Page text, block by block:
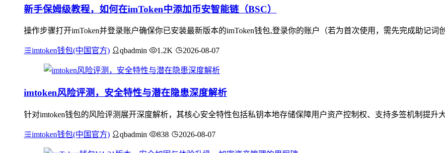
新手保姆级教程，如何在imToken中添加币安智能链（BSC）
操作步骤打开imToken并登录账户确保你已安装最新版本的imToken钱包,登录你的账户（若为首次使用，需先完成助记
imtoken钱包(中国官方) qbadmin 1.2K 2026-08-07
imtoken风险评测，安全特性与潜在隐患深度解析
针对imtoken钱包的风险评测展开深度解析，其核心安全特性包括私钥本地存储保障用户资产控制权、支持多签机制提升
imtoken钱包(中国官方) qbadmin 838 2026-08-07